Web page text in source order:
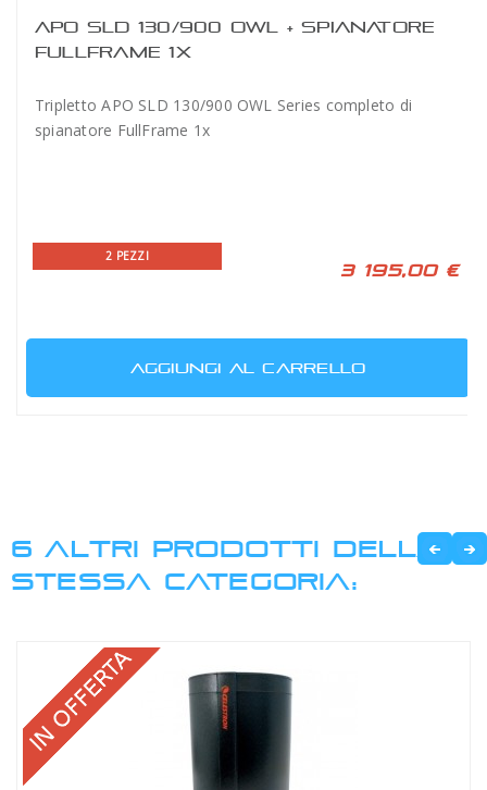
APO SLD 130/900 OWL + SPIANATORE
FULLFRAME 1X
Tripletto APO SLD 130/900 OWL Series completo di
spianatore FullFrame 1x
2 PEZZI
3 195,00 €
AGGIUNGI AL CARRELLO
6 ALTRI PRODOTTI DELLA
STESSA CATEGORIA: